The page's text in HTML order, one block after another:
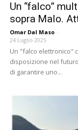
Un “falco”
sopra Malo.
Omar Dal Maso -
24 Luglio 2025
Un "falco elettronico"
disposizione nel
di garantire uno...